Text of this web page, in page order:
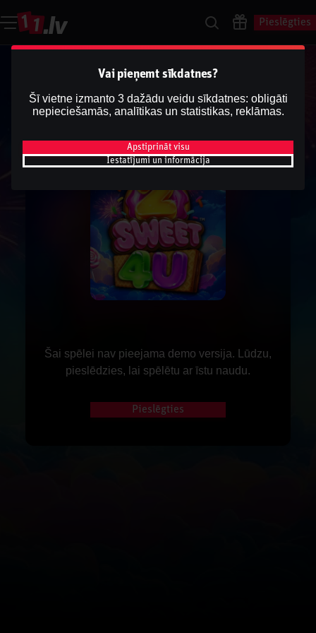
Pieslēgties
Šai spēlei nav pieejama demo versija. Lūdzu,
pieslēdzies, lai spēlētu ar īstu naudu.
Pieslēgties
Vai pieņemt sīkdatnes?
Šī vietne izmanto 3 dažādu veidu sīkdatnes: obligāti
nepieciešamās, analītikas un statistikas, reklāmas.
Apstiprināt visu
Iestatījumi un informācija